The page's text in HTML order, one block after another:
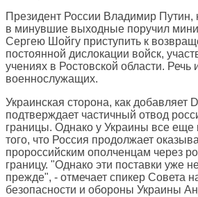
Президент России Владимир Путин,
в минувшие выходные поручил
Сергею Шойгу приступить к
постоянной дислокации войск,
учениях в Ростовской области. Речь
военнослужащих.
Украинская сторона, как добавляет
подтверждает частичный отвод
границы. Однако у Украины все еще
того, что Россия продолжает
пророссийским ополченцам через
границу. "Однако эти поставки уже
прежде", - отмечает спикер Совета
безопасности и обороны Украины